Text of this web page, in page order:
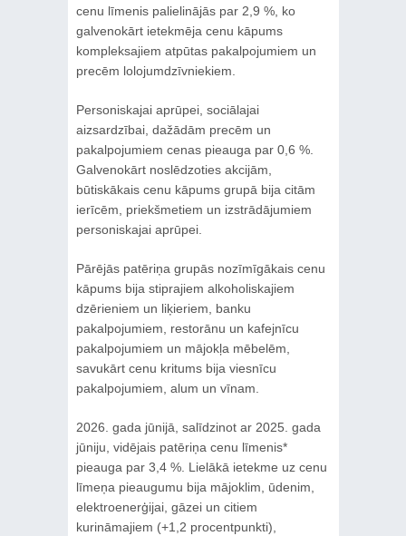
cenu līmenis palielinājās par 2,9 %, ko
galvenokārt ietekmēja cenu kāpums
kompleksajiem atpūtas pakalpojumiem un
precēm lolojumdzīvniekiem.
Personiskajai aprūpei, sociālajai
aizsardzībai, dažādām precēm un
pakalpojumiem cenas pieauga par 0,6 %.
Galvenokārt noslēdzoties akcijām,
būtiskākais cenu kāpums grupā bija citām
ierīcēm, priekšmetiem un izstrādājumiem
personiskajai aprūpei.
Pārējās patēriņa grupās nozīmīgākais cenu
kāpums bija stiprajiem alkoholiskajiem
dzērieniem un liķieriem, banku
pakalpojumiem, restorānu un kafejnīcu
pakalpojumiem un mājokļa mēbelēm,
savukārt cenu kritums bija viesnīcu
pakalpojumiem, alum un vīnam.
2026. gada jūnijā, salīdzinot ar 2025. gada
jūniju, vidējais patēriņa cenu līmenis*
pieauga par 3,4 %. Lielākā ietekme uz cenu
līmeņa pieaugumu bija mājoklim, ūdenim,
elektroenerģijai, gāzei un citiem
kurināmajiem (+1,2 procentpunkti),